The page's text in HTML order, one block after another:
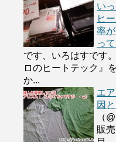
い
ヒ
率
っ
です、いろはすです
ロのヒートテック』
か...
エ
因
（
販